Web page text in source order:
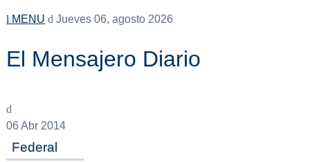
MENU Jueves 06, agosto 2026
El Mensajero Diario
06Abr 2014
Federal